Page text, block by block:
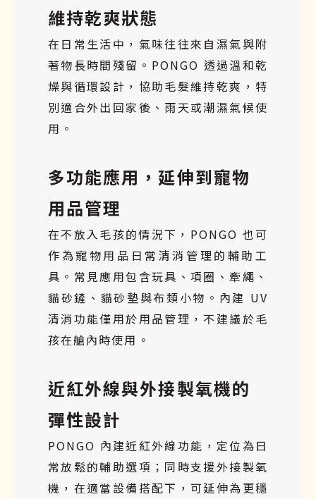
維持乾爽狀態
在日常生活中，氣味往往來自濕氣與附
著物長時間殘留。PONGO 透過溫和乾
燥與循環設計，協助毛髮維持乾爽，特
別適合外出回家後、雨天或潮濕氣候使
用。
多功能應用，延伸到寵物
用品管理
在不放入毛孩的情況下，PONGO 也可
作為寵物用品日常清消管理的輔助工
具。常見應用包含玩具、項圈、牽繩、
貓砂鏟、貓砂墊與布類小物。內建 UV
清消功能僅用於用品管理，不建議於毛
孩在艙內時使用。
近紅外線與外接製氧機的
彈性設計
PONGO 內建近紅外線功能，定位為日
常放鬆的輔助選項；同時支援外接製氧
機，在適當設備搭配下，可延伸為更穩